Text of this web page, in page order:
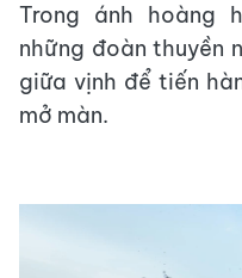
Trong ánh hoàng
những đoàn thuyền
giữa vịnh để tiến
mở màn.